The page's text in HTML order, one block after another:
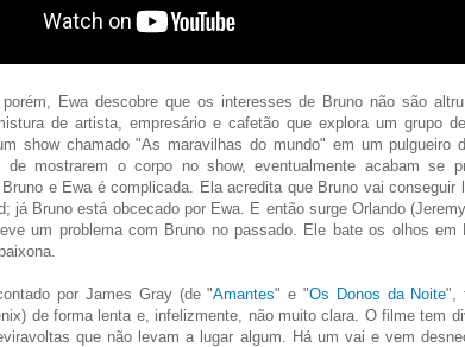
Ewa descobre que os interesses de Bruno não são
de artista, empresário e cafetão que explora um grupo
show chamado "As maravilhas do mundo" em um pulgueiro
de mostrarem o corpo no show, eventualmente acabam se
e Ewa é complicada. Ela acredita que Bruno vai conseguir
já Bruno está obcecado por Ewa. E então surge Orlando
um problema com Bruno no passado. Ele bate os olhos em
por James Gray (de "Amantes" e "Os Donos da Noite",
de forma lenta e, infelizmente, não muito clara. O filme tem
que não levam a lugar algum. Há um vai e vem